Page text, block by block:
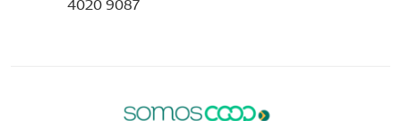
4020 9087